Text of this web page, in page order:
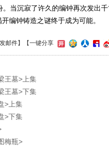
当沉寂了许久的编钟再次发出
编钟铸造之谜终于成为可能。
邮件】 【一键分享
王墓>上集
王墓>下集
>上集
>下集
梅瓶>